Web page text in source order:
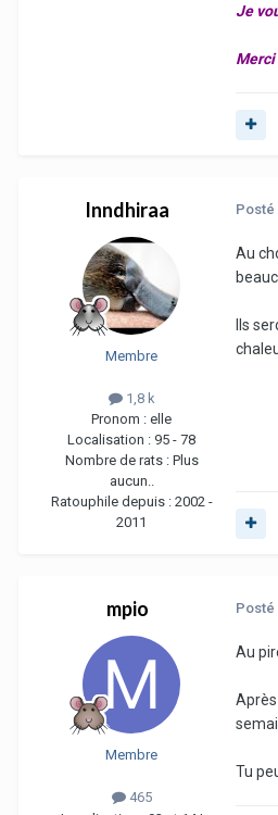
Je
Merci
Inndhiraa
Membre
1,8 k
Pronom : elle
Localisation : 95 - 78
Nombre de rats : Plus
aucun..
Ratouphile depuis : 2002 -
2011
Posté
Au
Ils
mpio
Membre
465
Posté
Au
Tu